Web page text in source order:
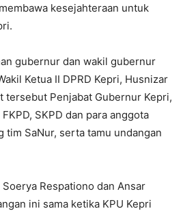
kesejahteraan untuk
gubernur dan wakil gubernur
Ketua II DPRD Kepri, Husnizar
tersebut Penjabat Gubernur Kepri,
SKPD dan para anggota
tim SaNur, serta tamu undangan
Respationo dan Ansar
ini sama ketika KPU Kepri